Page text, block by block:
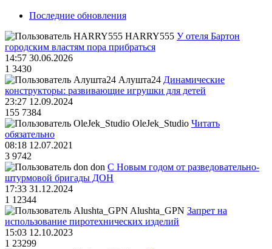
Последние обновления
HARRY555 У отеля Бартон
городским властям пора прибраться
14:57 30.06.2026
1 3430
Алушта24 Динамические
конструкторы: развивающие игрушки для детей
23:27 12.09.2024
155 7384
OleJek_Studio Читать
обязательно
08:18 12.07.2021
3 9742
don С Новым годом от разведовательно-
штурмовой бригады ДОН
17:33 31.12.2024
1 12344
Alushta_GPN Запрет на
использование пиротехнических изделий
15:03 12.10.2023
1 23299